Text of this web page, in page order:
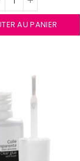
AU PANIER